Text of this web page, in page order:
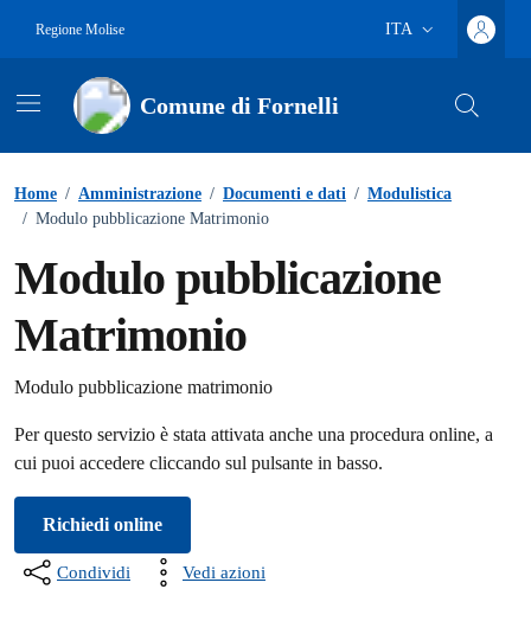
Regione Molise
Lingua attiva:
ITA
Comune di Fornelli
Home / Amministrazione / Documenti e dati / Modulistica
/ Modulo pubblicazione Matrimonio
Modulo pubblicazione
Matrimonio
Dettagli del documento
Modulo pubblicazione matrimonio
Per questo servizio è stata attivata anche una procedura online, a
cui puoi accedere cliccando sul pulsante in basso.
Richiedi online
Condividi Vedi azioni